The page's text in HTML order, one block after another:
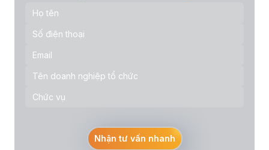
Nhận tư vấn nhanh